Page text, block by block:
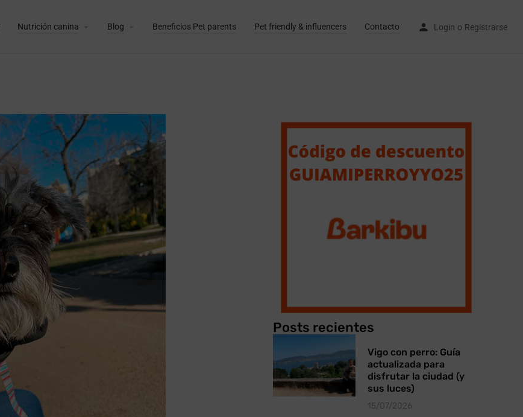
Nutrición canina Blog Beneficios Pet parents Pet friendly & influencers Contacto Login o Registrarse
Posts recientes
Vigo con perro: Guía
actualizada para
disfrutar la ciudad (y
sus luces)
15/07/2026